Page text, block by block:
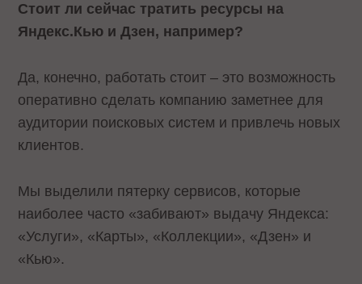
Стоит ли сейчас тратить ресурсы на
Яндекс.Кью и Дзен, например?
Да, конечно, работать стоит – это возможность
оперативно сделать компанию заметнее для
аудитории поисковых систем и привлечь новых
клиентов.
Мы выделили пятерку сервисов, которые
наиболее часто «забивают» выдачу Яндекса:
«Услуги», «Карты», «Коллекции», «Дзен» и
«Кью».